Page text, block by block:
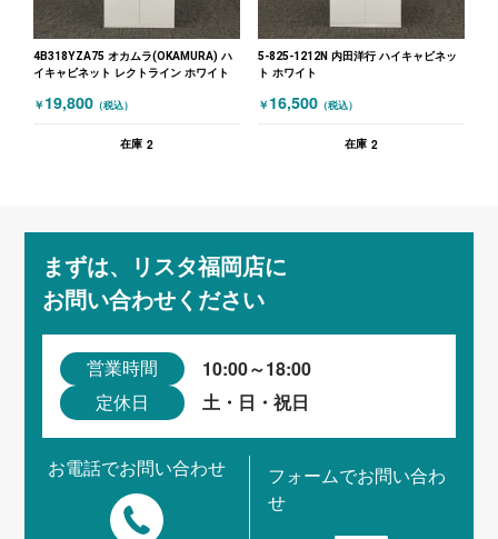
4B318YZA75 オカムラ(OKAMURA) ハ
イキャビネット レクトライン ホワイト
￥ 19,800 （税込）
在庫 2
5-825-1212N 内田洋行 ハイキャビネッ
ト ホワイト
￥ 16,500 （税込）
在庫 2
まずは、リスタ福岡店に
お問い合わせください
営業時間 10:00～18:00
定休日 土・日・祝日
お電話でお問い合わせ
フォームでお問い合わ
せ